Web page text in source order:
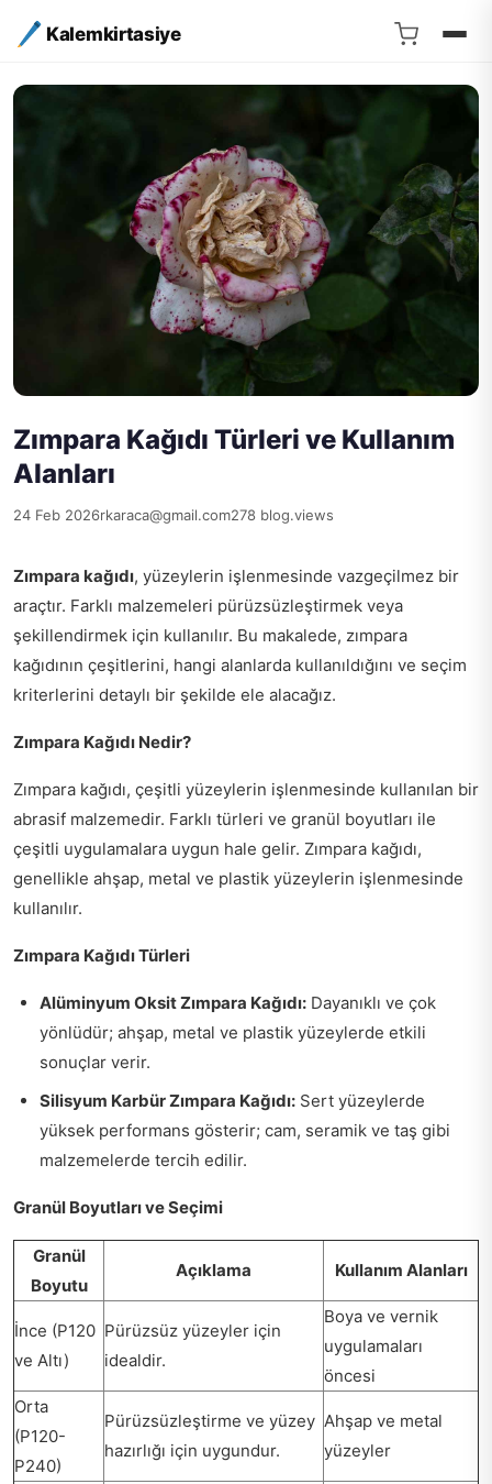
Kalemkirtasiye
Zımpara Kağıdı Türleri ve Kullanım
Alanları
24 Feb 2026rkaraca@gmail.com278 blog.views
Zımpara kağıdı, yüzeylerin işlenmesinde vazgeçilmez bir
araçtır. Farklı malzemeleri pürüzsüzleştirmek veya
şekillendirmek için kullanılır. Bu makalede, zımpara
kağıdının çeşitlerini, hangi alanlarda kullanıldığını ve seçim
kriterlerini detaylı bir şekilde ele alacağız.
Zımpara Kağıdı Nedir?
Zımpara kağıdı, çeşitli yüzeylerin işlenmesinde kullanılan bir
abrasif malzemedir. Farklı türleri ve granül boyutları ile
çeşitli uygulamalara uygun hale gelir. Zımpara kağıdı,
genellikle ahşap, metal ve plastik yüzeylerin işlenmesinde
kullanılır.
Zımpara Kağıdı Türleri
Alüminyum Oksit Zımpara Kağıdı: Dayanıklı ve çok
yönlüdür; ahşap, metal ve plastik yüzeylerde etkili
sonuçlar verir.
Silisyum Karbür Zımpara Kağıdı: Sert yüzeylerde
yüksek performans gösterir; cam, seramik ve taş gibi
malzemelerde tercih edilir.
Granül Boyutları ve Seçimi
Granül
Boyutu
Açıklama Kullanım Alanları
İnce (P120
ve Altı)
Pürüzsüz yüzeyler için
idealdir.
Boya ve vernik
uygulamaları
öncesi
Orta
(P120-
P240)
Pürüzsüzleştirme ve yüzey
hazırlığı için uygundur.
Ahşap ve metal
yüzeyler